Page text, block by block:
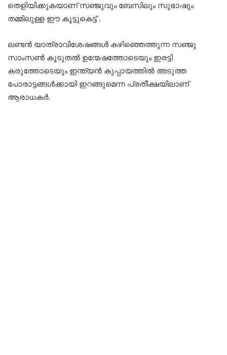
തെളിയിക്കുകയാണ് സഞ്ജുവും ബേസിലും സുഭാഷും
തമ്മിലുള്ള ഈ കൂട്ടുകെട്ട് .
ലണ്ടൻ യാത്രാവിശേഷങ്ങൾ കഴിഞ്ഞെത്തുന്ന സഞ്ജു
സാംസൺ കൂടുതൽ ഉന്മേഷത്തോടെയും ഇരട്ടി
കരുത്തോടെയും ഇന്ത്യൻ കുപ്പായത്തിൽ അടുത്ത
പോരാട്ടങ്ങൾക്കായി ഇറങ്ങുമെന്ന പ്രതീക്ഷയിലാണ്
ആരാധകർ.